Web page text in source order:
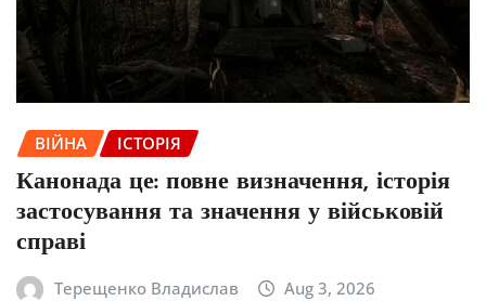
ВІЙНА ІСТОРІЯ
Канонада це: повне визначення, історія
застосування та значення у військовій
справі
Терещенко Владислав Aug 3, 2026